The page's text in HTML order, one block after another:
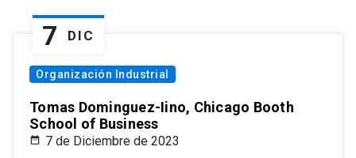
7 DIC
Organización Industrial
Tomas Dominguez-Iino, Chicago Booth
School of Business
7 de Diciembre de 2023